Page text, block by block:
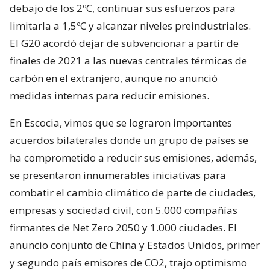
debajo de los 2ºC, continuar sus esfuerzos para
limitarla a 1,5ºC y alcanzar niveles preindustriales.
El G20 acordó dejar de subvencionar a partir de
finales de 2021 a las nuevas centrales térmicas de
carbón en el extranjero, aunque no anunció
medidas internas para reducir emisiones.
En Escocia, vimos que se lograron importantes
acuerdos bilaterales donde un grupo de países se
ha comprometido a reducir sus emisiones, además,
se presentaron innumerables iniciativas para
combatir el cambio climático de parte de ciudades,
empresas y sociedad civil, con 5.000 compañías
firmantes de Net Zero 2050 y 1.000 ciudades. El
anuncio conjunto de China y Estados Unidos, primer
y segundo país emisores de CO2, trajo optimismo